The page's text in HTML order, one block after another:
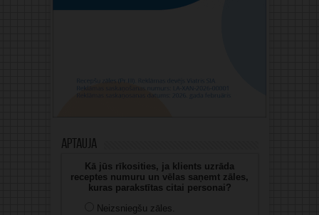
Aptauja
Kā jūs rīkosities, ja klients uzrāda
receptes numuru un vēlas saņemt zāles,
kuras parakstītas citai personai?
Neizsniegšu zāles.